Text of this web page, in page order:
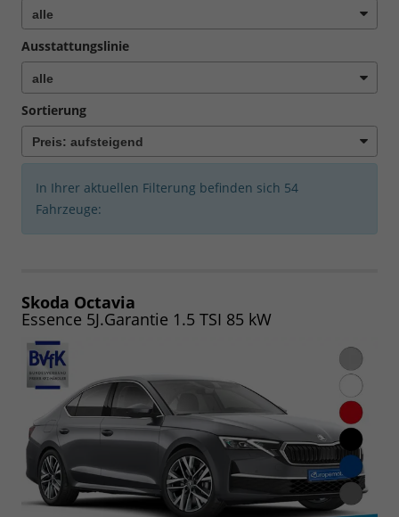
Ausstattungslinie
Sortierung
In Ihrer aktuellen Filterung befinden sich 54
Fahrzeuge:
Skoda Octavia
Essence 5J.Garantie 1.5 TSI 85 kW